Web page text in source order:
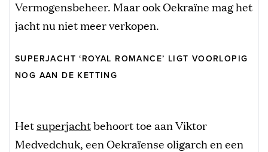
Vermogensbeheer. Maar ook Oekraïne mag het
jacht nu niet meer verkopen.
SUPERJACHT ‘ROYAL ROMANCE’ LIGT VOORLOPIG
NOG AAN DE KETTING
Hetsuperjachtbehoort toe aan Viktor
Medvedchuk, een Oekraïense oligarch en een